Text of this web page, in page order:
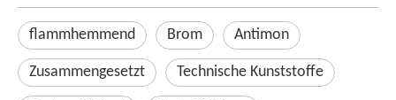
flammhemmend Brom Antimon
Zusammengesetzt Technische Kunststoffe